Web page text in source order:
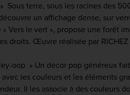
Sous terre, sous les racines des
un affichage dense, sur
« Vers le vert », propose une forêt
droits. Œuvre réalisée par RICHEZ
oop » Un décor pop généreux
les couleurs et les éléments
Il les associe à des couleurs